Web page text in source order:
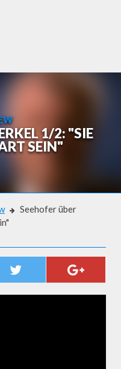
1/2: "SIE
SEIN"
Seehofer über
1/2: "SIE